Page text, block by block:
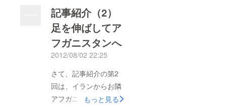
一読いただければ幸い
です。 あと6日。 Oar
の未来のために、この
場をお借りして、出会
いを創り、 皆さまと
の繋がりを深めてまい
りたいと思います。
どうぞ宜しくお願い申
し上げます！
読者のみなさまとも分
かち合いたい！という
ことで、現在、編集部
一同、鋭意制作作業中
て、このコーナー
（？）では、そんな素
晴らしい記事たちを毎
記事紹介（2）
足を伸ばしてア
フガニスタンへ
2012/08/02 22:25
さて、記事紹介の第2
回は、イランからお隣
アフガニスタンへ足を
もっと見る